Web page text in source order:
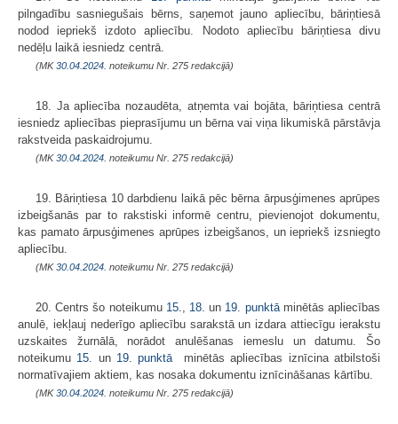
pilngadību sasniegušais bērns, saņemot jauno apliecību, bāriņtiesā
nodod iepriekš izdoto apliecību. Nodoto apliecību bāriņtiesa divu
nedēļu laikā iesniedz centrā.
(MK30.04.2024. noteikumu Nr. 275 redakcijā)
18. Ja apliecība nozaudēta, atņemta vai bojāta, bāriņtiesa centrā
iesniedz apliecības pieprasījumu un bērna vai viņa likumiskā pārstāvja
rakstveida paskaidrojumu.
(MK30.04.2024. noteikumu Nr. 275 redakcijā)
19. Bāriņtiesa 10 darbdienu laikā pēc bērna ārpusģimenes aprūpes
izbeigšanās par to rakstiski informē centru, pievienojot dokumentu,
kas pamato ārpusģimenes aprūpes izbeigšanos, un iepriekš izsniegto
apliecību.
(MK30.04.2024. noteikumu Nr. 275 redakcijā)
20. Centrs šo noteikumu 15., 18. un 19. punktāminētās apliecības
anulē, iekļauj nederīgo apliecību sarakstā un izdara attiecīgu ierakstu
uzskaites žurnālā, norādot anulēšanas iemeslu un datumu. Šo
noteikumu 15. un 19. punktāminētās apliecības iznīcina atbilstoši
normatīvajiem aktiem, kas nosaka dokumentu iznīcināšanas kārtību.
(MK30.04.2024. noteikumu Nr. 275 redakcijā)